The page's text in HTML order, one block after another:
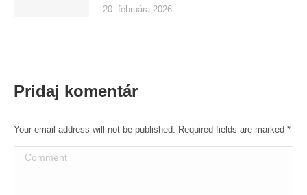
20. februára 2026
Pridaj komentár
Your email address will not be published. Required fields are marked *
Comment